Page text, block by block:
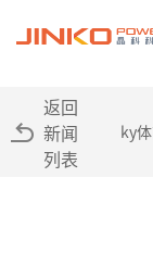
返回
新闻
列表
ky